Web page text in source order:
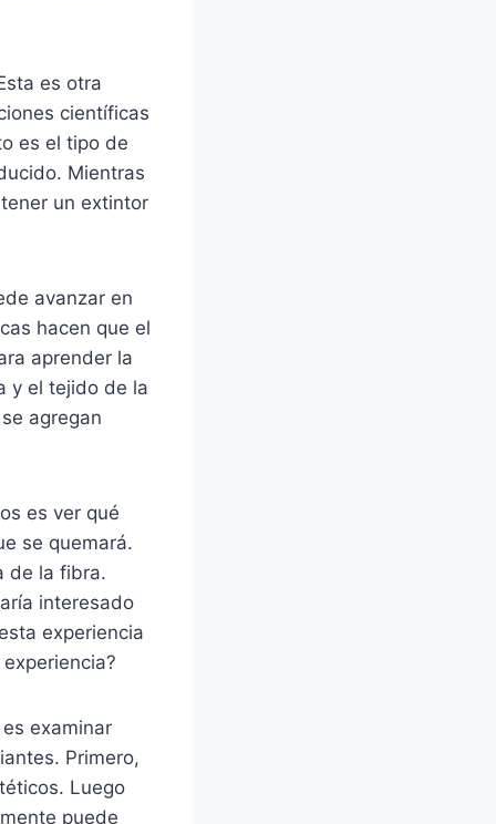
es otra
científicas
es el tipo de
Mientras
un extintor
avanzar en
hacen que el
aprender la
y el tejido de la
agregan
es ver qué
se quemará.
de la fibra.
interesado
experiencia
examinar
Primero,
Luego
puede